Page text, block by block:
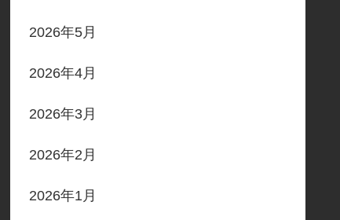
2026年5月
2026年4月
2026年3月
2026年2月
2026年1月